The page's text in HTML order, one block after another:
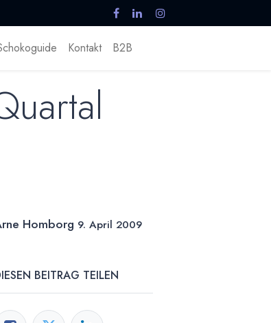
Kontakt B2B
Homborg 9. April 2009
BEITRAG TEILEN